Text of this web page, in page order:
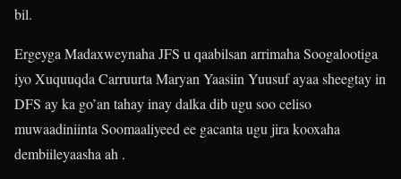
bil.
Ergeyga Madaxweynaha JFS u qaabilsan arrimaha Soogalootiga
iyo Xuquuqda Carruurta Maryan Yaasiin Yuusuf ayaa sheegtay in
DFS ay ka go’an tahay inay dalka dib ugu soo celiso
muwaadiniinta Soomaaliyeed ee gacanta ugu jira kooxaha
dembiileyaasha ah .